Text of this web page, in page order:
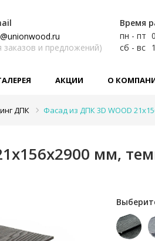
Время
пн - пт
сб - вс
заказов и предложений)
АКЦИИ О
ДПК Фасад из ДПК 3D WOOD
мм,